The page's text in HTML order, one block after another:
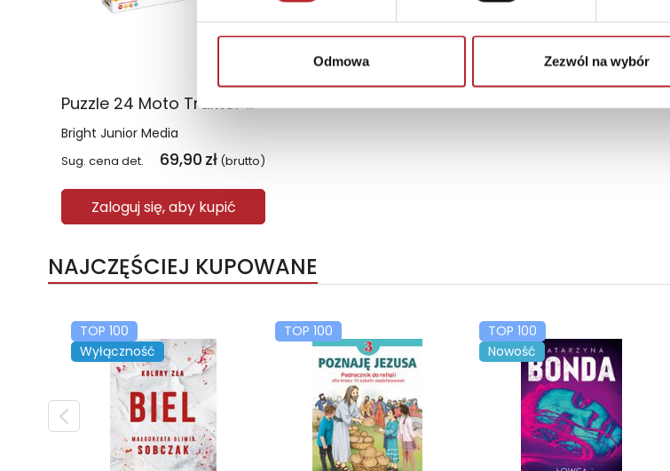
Odmowa Zezwól na wybór
Puzzle 24 Moto Traktor CzuCzu
Bright Junior Media
Sug. cena det. 69,90 zł (brutto)
Zaloguj się, aby kupić
NAJCZĘŚCIEJ KUPOWANE
TOP 100
Wyłączność
TOP 100
TOP 100
Nowość